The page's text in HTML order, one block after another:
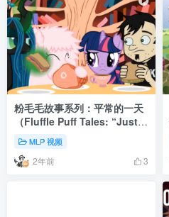
粉毛毛故事系列：平常的一天
（Fluffle Puff Tales: “Just
Another Day”）
MLP 视频
2年前 3